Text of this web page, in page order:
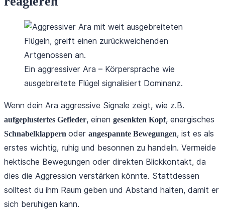
Ein aggressiver Ara – Körpersprache wie
ausgebreitete Flügel signalisiert Dominanz.
Wenn dein Ara aggressive Signale zeigt, wie z.B.
aufgeplustertes Gefieder, einen gesenkten Kopf, energisches
Schnabelklappern oder angespannte Bewegungen, ist es als
erstes wichtig, ruhig und besonnen zu handeln. Vermeide
hektische Bewegungen oder direkten Blickkontakt, da
dies die Aggression verstärken könnte. Stattdessen
solltest du ihm Raum geben und Abstand halten, damit er
sich beruhigen kann.